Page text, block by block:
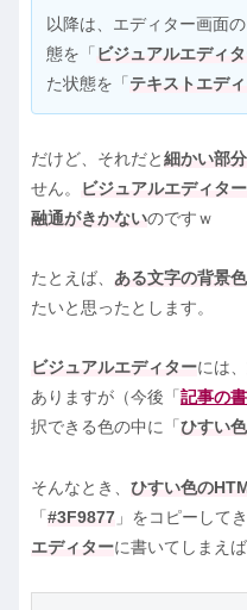
以降は、エディター画面
態を「 ビジュアルエディ
た状態を「 テキストエデ
だけど、それだと細かい部
せん。
ビジュアルエディタ
融通がきかないのですｗ
たとえば、 ある文字の背景色
たいと思ったとします。
ビジュアルエディターには、
ありますが（今後「 記事の
択できる色の中に「 ひすい色
そんなとき、 ひすい色の
「 #3F9877 」をコピーして
エディターに書いてしまえば